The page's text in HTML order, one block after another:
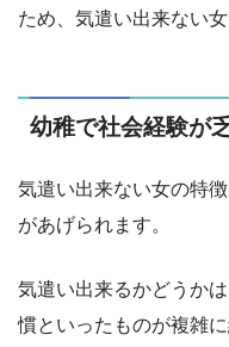
ため、気遣い出来ない
幼稚で社会経験が
気遣い出来ない女の特
があげられます。
気遣い出来るかどうか
慣といったものが複雑